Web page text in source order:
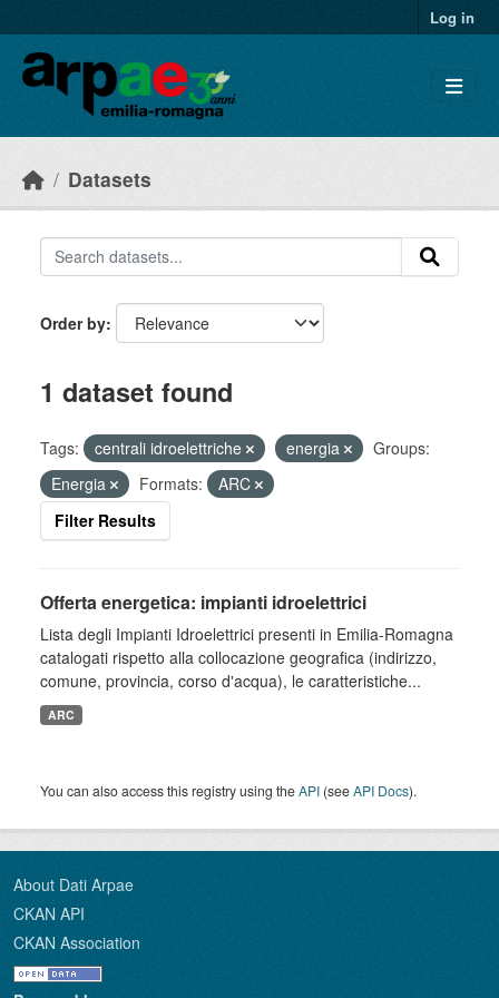
Log in
Datasets
Order by
1 dataset found
Tags: centrali idroelettriche energia
Groups:
Energia
Formats:
ARC
Filter Results
Offerta energetica: impianti idroelettrici
Lista degli Impianti Idroelettrici presenti in Emilia-Romagna
catalogati rispetto alla collocazione geografica (indirizzo,
comune, provincia, corso d'acqua), le caratteristiche...
ARC
You can also access this registry using theAPI (seeAPI Docs).
About Dati Arpae
CKAN API
CKAN Association